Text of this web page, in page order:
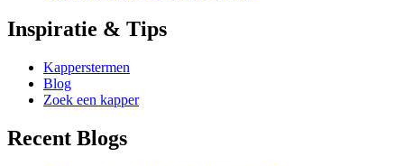
Inspiratie & Tips
Kapperstermen
Blog
Zoek een kapper
Recent Blogs